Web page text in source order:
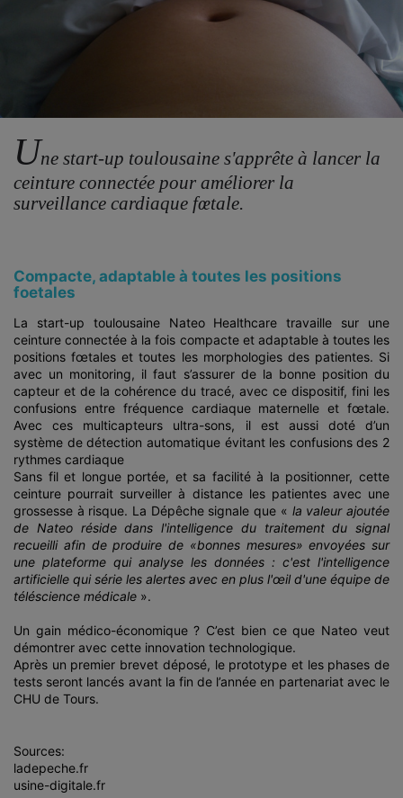
Une start-up toulousaine s'apprête à lancer la
ceinture connectée pour améliorer la
surveillance cardiaque fœtale.
Compacte, adaptable à toutes les positions
foetales
La start-up toulousaine Nateo Healthcare travaille sur une
ceinture connectée à la fois compacte et adaptable à toutes les
positions fœtales et toutes les morphologies des patientes. Si
avec un monitoring, il faut s’assurer de la bonne position du
capteur et de la cohérence du tracé, avec ce dispositif, fini les
confusions entre fréquence cardiaque maternelle et fœtale.
Avec ces multicapteurs ultra-sons, il est aussi doté d’un
système de détection automatique évitant les confusions des 2
rythmes cardiaque
Sans fil et longue portée, et sa facilité à la positionner, cette
ceinture pourrait surveiller à distance les patientes avec une
grossesse à risque. La Dépêche signale que « la valeur ajoutée
de Nateo réside dans l'intelligence du traitement du signal
recueilli afin de produire de «bonnes mesures» envoyées sur
une plateforme qui analyse les données : c'est l'intelligence
artificielle qui série les alertes avec en plus l'œil d'une équipe de
téléscience médicale ».
Un gain médico-économique ? C’est bien ce que Nateo veut
démontrer avec cette innovation technologique.
Après un premier brevet déposé, le prototype et les phases de
tests seront lancés avant la fin de l’année en partenariat avec le
CHU de Tours.
Sources:
ladepeche.fr
usine-digitale.fr